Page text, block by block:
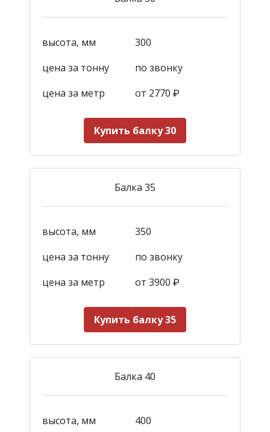
высота, мм
300
цена за тонну
по звонку
цена за метр
от 2770 ₽
Купить балку 30
Балка 35
высота, мм
350
цена за тонну
по звонку
цена за метр
от 3900 ₽
Купить балку 35
Балка 40
высота, мм 400